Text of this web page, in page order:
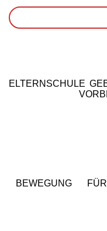
ELTERNSCHULE
BEWEGUNG